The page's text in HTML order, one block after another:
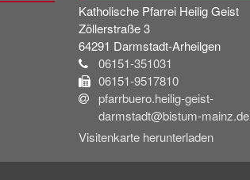
Katholische Pfarrei Heilig Geist
Zöllerstraße 3
64291 Darmstadt-Arheilgen
06151-351031
06151-9517810
pfarrbuero.heilig-geist-
darmstadt@bistum-mainz.de
Visitenkarte herunterladen